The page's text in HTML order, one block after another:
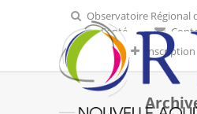
Observatoire Régional
Santé
Inscription